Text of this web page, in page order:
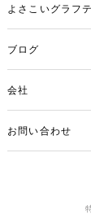
よさこいグラフ
ブログ
会社
お問い合わせ